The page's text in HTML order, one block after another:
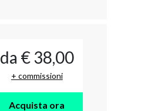
da € 38,00
+ commissioni
Acquista ora